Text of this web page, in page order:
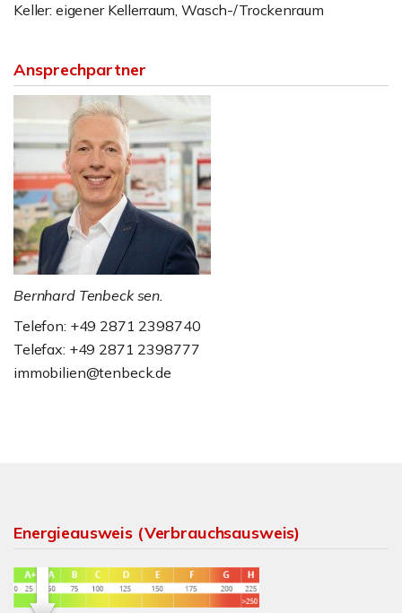
Keller: eigener Kellerraum, Wasch-/Trockenraum
Ansprechpartner
Bernhard Tenbeck sen.
Telefon: +49 2871 2398740
Telefax: +49 2871 2398777
immobilien@tenbeck.de
Energieausweis (Verbrauchsausweis)